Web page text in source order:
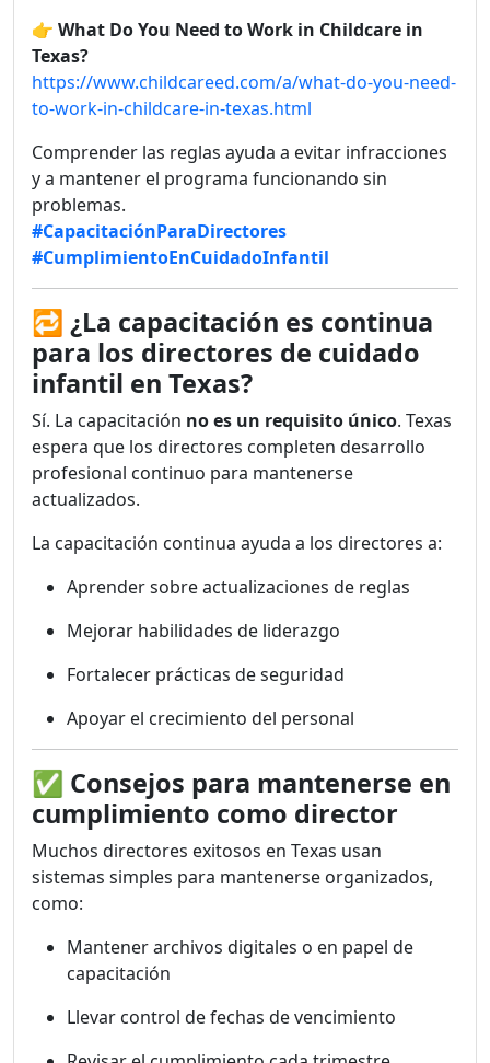
👉 What Do You Need to Work in Childcare in
Texas?
https://www.childcareed.com/a/what-do-you-need-
to-work-in-childcare-in-texas.html
Comprender las reglas ayuda a evitar infracciones
y a mantener el programa funcionando sin
problemas.
#CapacitaciónParaDirectores
#CumplimientoEnCuidadoInfantil
🔁 ¿La capacitación es continua
para los directores de cuidado
infantil en Texas?
Sí. La capacitación no es un requisito único. Texas
espera que los directores completen desarrollo
profesional continuo para mantenerse
actualizados.
La capacitación continua ayuda a los directores a:
Aprender sobre actualizaciones de reglas
Mejorar habilidades de liderazgo
Fortalecer prácticas de seguridad
Apoyar el crecimiento del personal
✅ Consejos para mantenerse en
cumplimiento como director
Muchos directores exitosos en Texas usan
sistemas simples para mantenerse organizados,
como:
Mantener archivos digitales o en papel de
capacitación
Llevar control de fechas de vencimiento